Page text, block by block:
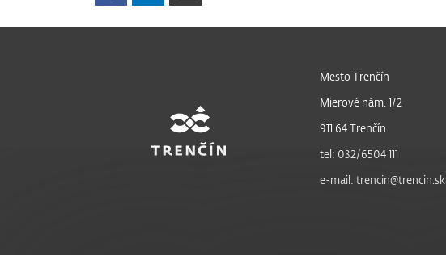
Mesto Trenčín
Mierové nám. 1/2
911 64 Trenčín
tel: 032/6504 111
e-mail: trencin@trencin.sk